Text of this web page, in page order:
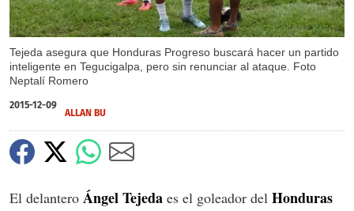
Tejeda asegura que Honduras Progreso buscará hacer un partido
inteligente en Tegucigalpa, pero sin renunciar al ataque. Foto
Neptalí Romero
2015-12-09
ALLAN BU
El delantero Ángel Tejeda es el goleador del Honduras